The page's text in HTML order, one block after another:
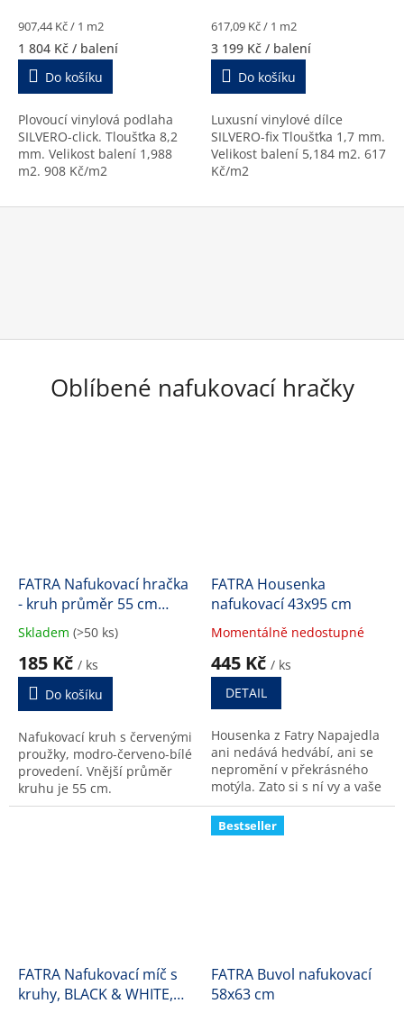
1 804 Kč / balení
Měrná
cena:
907,44 Kč / 1 m2
Do košíku
Plovoucí vinylová podlaha
SILVERO-click. Tloušťka 8,2
mm. Velikost balení 1,988
m2. 908 Kč/m2
3 199 Kč / balení
Měrná
cena:
617,09 Kč / 1 m2
Do košíku
Luxusní vinylové dílce
SILVERO-fix Tloušťka 1,7 mm.
Velikost balení 5,184 m2. 617
Kč/m2
Oblíbené nafukovací hračky
FATRA Nafukovací hračka
- kruh průměr 55 cm
ČERVENÉ PRUHY
Průměrné
hodnocení
produktu
4,5
5
hvězdiček.
Skladem (>50 ks)
185 Kč / ks
Do košíku
Nafukovací kruh s červenými
proužky, modro-červeno-bílé
provedení. Vnější průměr
kruhu je 55 cm.
FATRA Housenka
nafukovací 43x95 cm
Průměrné
hodnocení
produktu
4,8
5
hvězdiček.
Momentálně nedostupné
445 Kč / ks
DETAIL
Housenka z Fatry Napajedla
ani nedává hedvábí, ani se
nepromění v překrásného
motýla. Zato si s ní vy a vaše
děti užijete spoustu zábavy.
FATRA Nafukovací míč s
kruhy, BLACK & WHITE,
Bestseller
FATRA Buvol nafukovací
58x63 cm